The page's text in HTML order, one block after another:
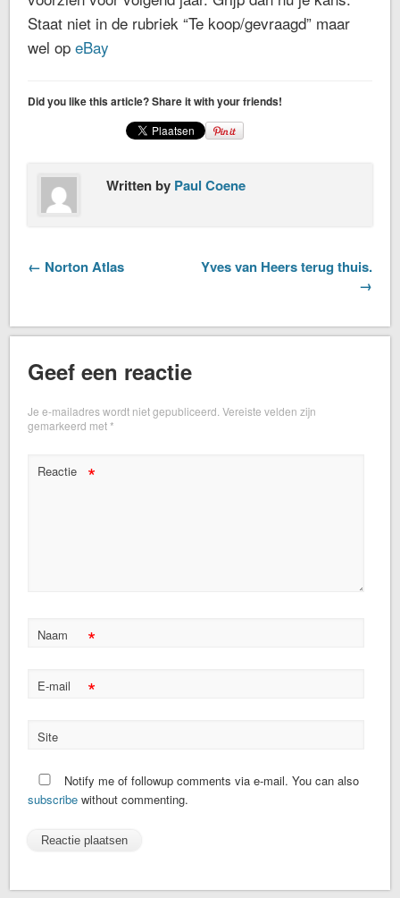
Staat niet in de rubriek “Te koop/gevraagd” maar
wel opeBay
Did you like this article? Share it with your friends!
Written by Paul Coene
← Norton Atlas
Yves van Heers terug thuis.
→
Geef een reactie
Je e-mailadres wordt niet gepubliceerd. Vereiste velden zijn
gemarkeerd met*
Reactie *
Naam *
E-mail *
Site
Notify me of followup comments via e-mail. You can also
subscribe without commenting.